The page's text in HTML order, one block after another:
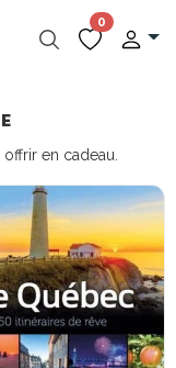
0
en cadeau.